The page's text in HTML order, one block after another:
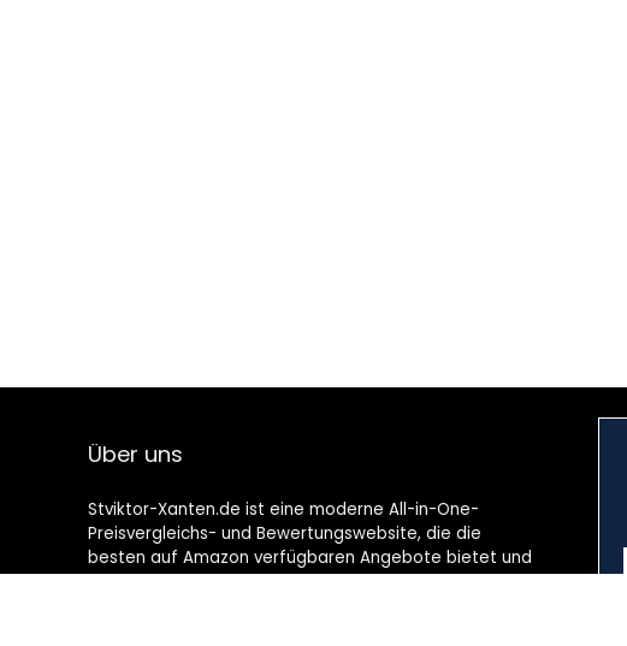
Über uns
Stviktor-Xanten.de ist eine moderne All-in-One-
Preisvergleichs- und Bewertungswebsite, die die
besten auf Amazon verfügbaren Angebote bietet und
Sie durch die neuesten hinzugefügten Blogs auf dem